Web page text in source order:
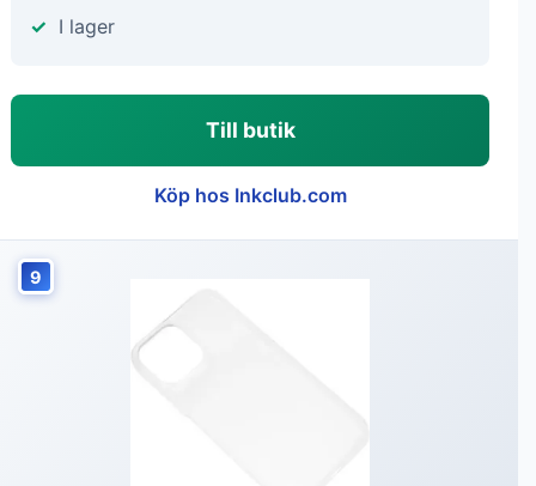
I lager
Till butik
Köp hos Inkclub.com
9